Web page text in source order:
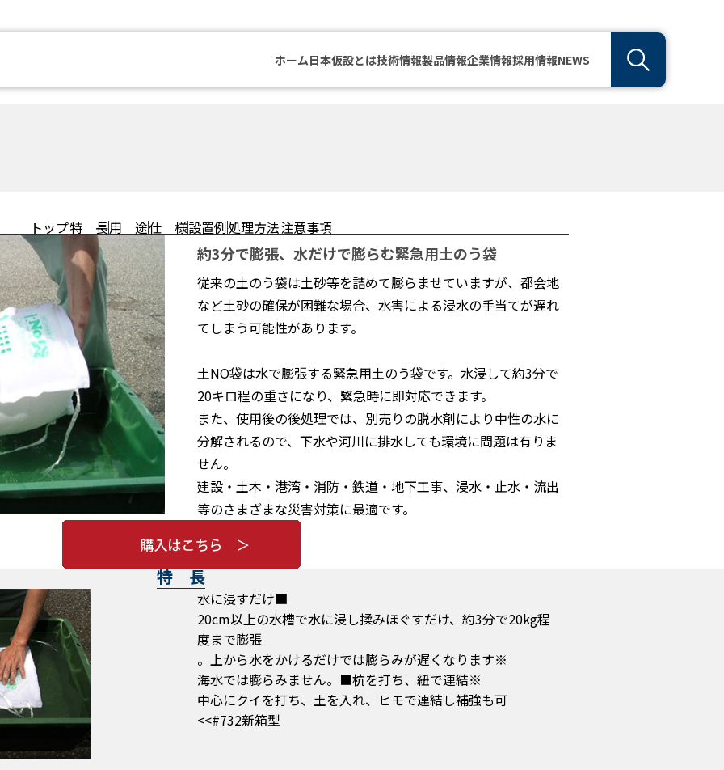
ホーム日本仮設とは技術情報製品情報企業情報採用情報NEWS
トップ特 長用 途仕 様設置例処理方法注意事項
約3分で膨張、水だけで膨らむ緊急用土のう袋
従来の土のう袋は土砂等を詰めて膨らませていますが、都会地
など土砂の確保が困難な場合、水害による浸水の手当てが遅れ
てしまう可能性があります。
土NO袋は水で膨張する緊急用土のう袋です。水浸して約3分で
20キロ程の重さになり、緊急時に即対応できます。
また、使用後の後処理では、別売りの脱水剤により中性の水に
分解されるので、下水や河川に排水しても環境に問題は有りま
せん。
建設・土木・港湾・消防・鉄道・地下工事、浸水・止水・流出
等のさまざまな災害対策に最適です。
特 長
■水に浸すだけ
20cm以上の水槽で水に浸し揉みほぐすだけ、約3分で20kg程
度まで膨張
※上から水をかけるだけでは膨らみが遅くなります。
※海水では膨らみません。■杭を打ち、紐で連結
中心にクイを打ち、土を入れ、ヒモで連結し補強も可
<#732新箱型>